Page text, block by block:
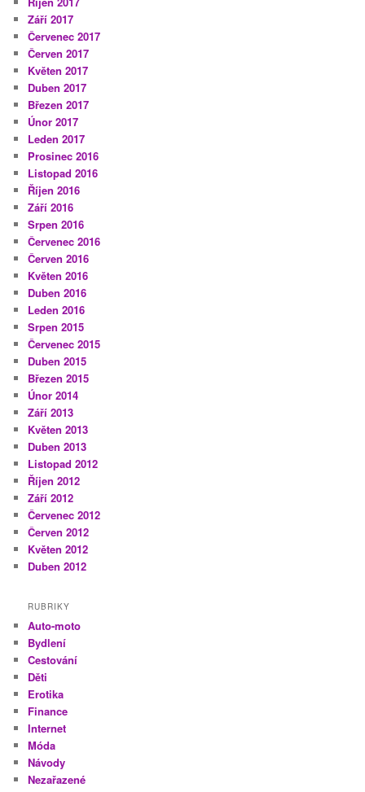
Září 2017
Červenec 2017
Červen 2017
Květen 2017
Duben 2017
Březen 2017
Únor 2017
Leden 2017
Prosinec 2016
Listopad 2016
Říjen 2016
Září 2016
Srpen 2016
Červenec 2016
Červen 2016
Květen 2016
Duben 2016
Leden 2016
Srpen 2015
Červenec 2015
Duben 2015
Březen 2015
Únor 2014
Září 2013
Květen 2013
Duben 2013
Listopad 2012
Říjen 2012
Září 2012
Červenec 2012
Červen 2012
Květen 2012
Duben 2012
RUBRIKY
Auto-moto
Bydlení
Cestování
Děti
Erotika
Finance
Internet
Móda
Návody
Nezařazené